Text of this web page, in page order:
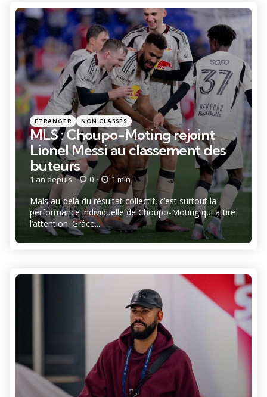
Catégories
Posté
dans
ETRANGER NON CLASSÉS
MLS : Choupo-Moting rejoint
Lionel Messi au classement des
buteurs
1 an depuis 0 1 min
Mais au-delà du résultat collectif, c’est surtout la
performance individuelle de Choupo-Moting qui attire
l’attention. Grâce...